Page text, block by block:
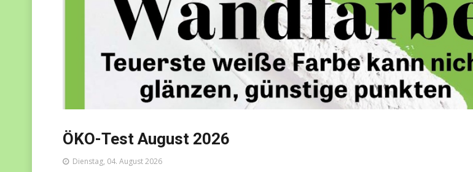
ÖKO-Test August 2026
Dienstag, 04. August 2026